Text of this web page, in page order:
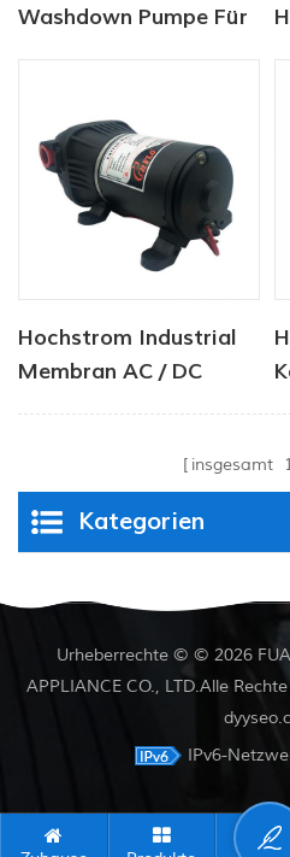
Washdown Pumpe Für
Hochstrom Industrial
Membran AC / DC
insgesamt
Kategorien
Urheberrechte © © 2026
APPLIANCE CO., LTD.Alle
IPv6-